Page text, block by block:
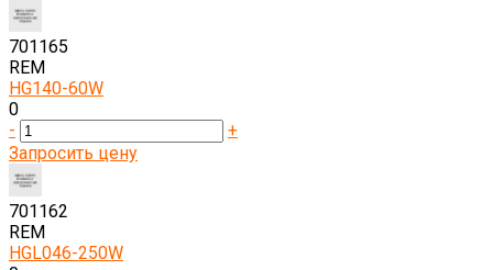
701165
REM
HG140-60W
0
-
+
Запросить цену
701162
REM
HGL046-250W